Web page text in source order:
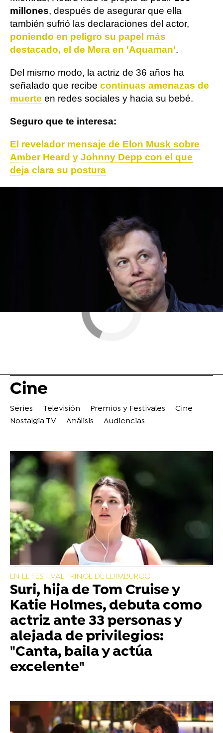
millones, después de asegurar que ella
también sufrió las declaraciones del actor,
poniendo en peligro su papel más
destacado, el de Mera en 'Aquaman'.
Del mismo modo, la actriz de 36 años ha
señalado que recibe continuas amenazas de
muerte en redes sociales y hacia su bebé.
Seguro que te interesa:
El revelador mensaje de Elon Musk sobre
Amber Heard y Johnny Depp con el que
deja clara su postura
Cine
Series Televisión Premios y Festivales
Cine
Nostalgia TV
Análisis Audiencias
EN EL FESTIVAL FRINGE DE EDIMBURGO
Suri, hija de Tom Cruise y
Katie Holmes, debuta como
actriz ante 33 personas y
alejada de privilegios:
"Canta, baila y actúa
excelente"